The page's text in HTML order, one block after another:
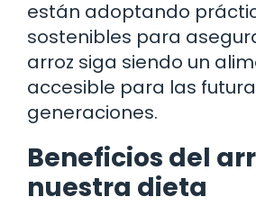
están adoptando
sostenibles para
arroz siga siendo un
accesible para las
generaciones.
Beneficios del
nuestra dieta